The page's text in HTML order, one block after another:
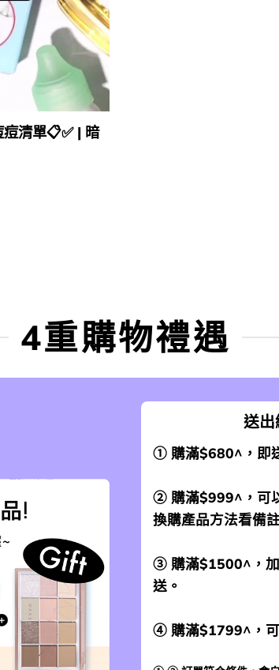
清單📋✅ | ​​暗
4重購物禮遇
送出
① 購滿$680^，即
② 購滿$999^，可
換購產品方法看備
③ 購滿$1500^，加
送。
④ 購滿$1799^，